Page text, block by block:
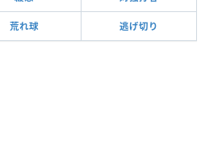
荒れ球 逃げ切り